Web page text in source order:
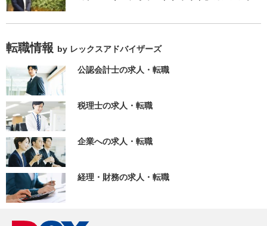
転職情報 by レックスアドバイザーズ
公認会計士の求人・転職
税理士の求人・転職
企業への求人・転職
経理・財務の求人・転職